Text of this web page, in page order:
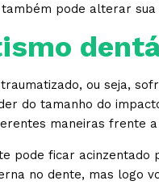
pode alterar
ou seja,
do tamanho do
maneiras frente
pode ficar
no dente, mas logo